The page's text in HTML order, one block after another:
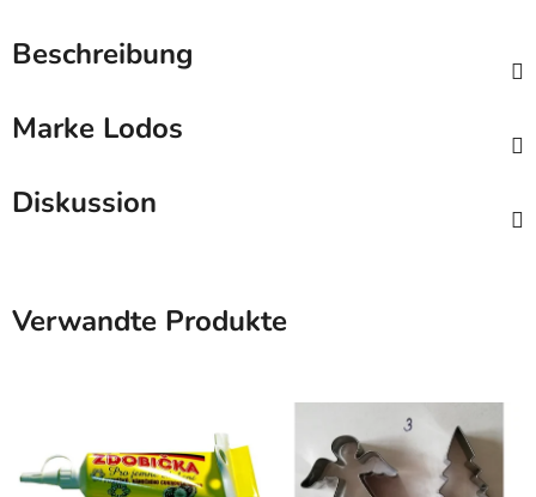
Beschreibung
Marke Lodos
Diskussion
Verwandte Produkte